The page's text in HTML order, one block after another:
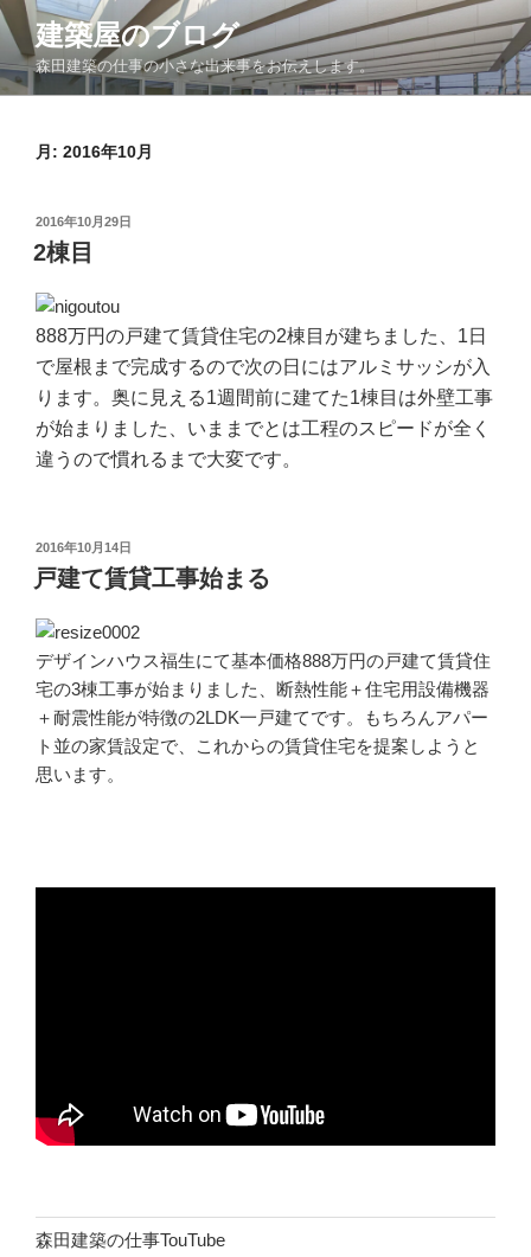
コ
ン
テ
ン
建築屋のブログ
森田建築の仕事の小さな出来事をお伝えします。
月: 2016年10月
投
稿
日:
2016年10月29日
2棟目
888万円の戸建て賃貸住宅の2棟目が建ちました、1日
で屋根まで完成するので次の日にはアルミサッシが入
ります。奥に見える1週間前に建てた1棟目は外壁工事
が始まりました、いままでとは工程のスピードが全く
違うので慣れるまで大変です。
投
稿
日:
2016年10月14日
戸建て賃貸工事始まる
デザインハウス福生にて基本価格888万円の戸建て賃貸住
宅の3棟工事が始まりました、断熱性能＋住宅用設備機器
＋耐震性能が特徴の2LDK一戸建てです。もちろんアパー
ト並の家賃設定で、これからの賃貸住宅を提案しようと
思います。
森田建築の仕事TouTube